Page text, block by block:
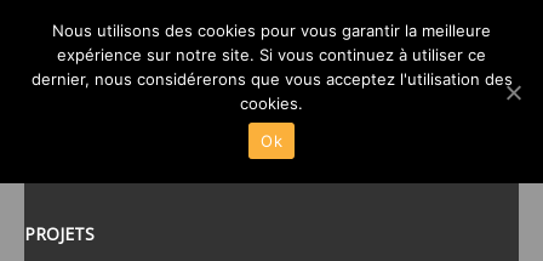
PROJETS
IMG_9920
posté le 20 JUIL 2020/
Nous utilisons des cookies pour vous garantir la meilleure
expérience sur notre site. Si vous continuez à utiliser ce
dernier, nous considérerons que vous acceptez l'utilisation des
cookies.
Ok